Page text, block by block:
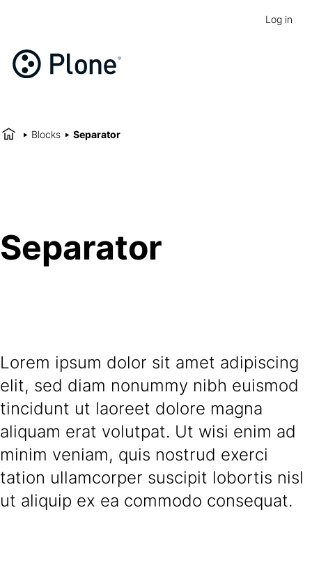
Log in
Blocks Separator
Separator
Lorem ipsum dolor sit amet adipiscing
elit, sed diam nonummy nibh euismod
tincidunt ut laoreet dolore magna
aliquam erat volutpat. Ut wisi enim ad
minim veniam, quis nostrud exerci
tation ullamcorper suscipit lobortis nisl
ut aliquip ex ea commodo consequat.